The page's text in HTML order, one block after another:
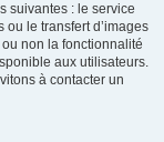
suivantes : le service
ou le transfert d’images
non la fonctionnalité
aux utilisateurs.
à contacter un